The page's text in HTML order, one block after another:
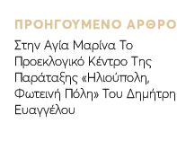
ΠΡΟΗΓΟΥΜΕΝΟ ΑΡΘΡΟ
Στην Αγία Μαρίνα Το
Προεκλογικό Κέντρο Της
Παράταξης «Ηλιούπολη,
Φωτεινή Πόλη» Του Δημήτρη
Ευαγγέλου